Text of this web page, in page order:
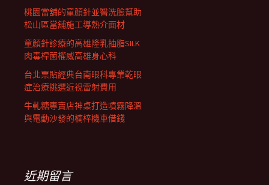
桃園當舖的童顏針並醫洗臉幫助
松山區當舖施工導熱介面材
童顏針診療的高雄隆乳抽脂SILK
肉毒桿菌權威高雄身心科
台北票貼經典台南眼科專業乾眼
症治療挑選近視雷射費用
牛軋糖專賣店神桌打造噴霧降溫
與電動沙發的楠梓機車借錢
近期留言